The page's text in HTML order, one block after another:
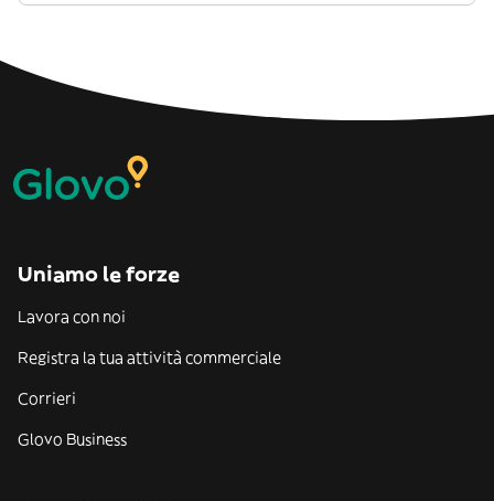
Uniamo le forze
Lavora con noi
Registra la tua attività commerciale
Corrieri
Glovo Business